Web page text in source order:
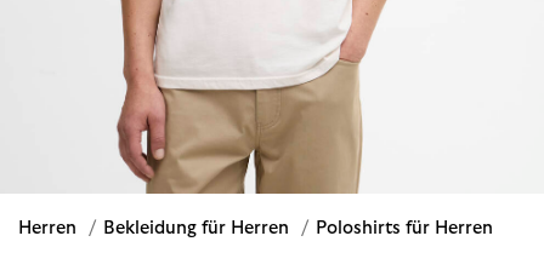
Herren / Bekleidung für Herren / Poloshirts für Herren